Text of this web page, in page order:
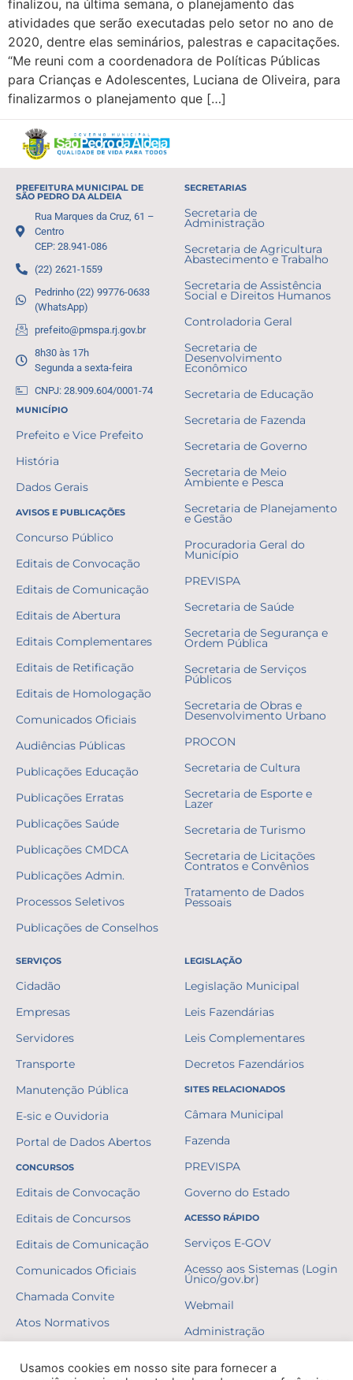
finalizou, na última semana, o planejamento das
atividades que serão executadas pelo setor no ano de
2020, dentre elas seminários, palestras e capacitações.
“Me reuni com a coordenadora de Políticas Públicas
para Crianças e Adolescentes, Luciana de Oliveira, para
finalizarmos o planejamento que […]
PREFEITURA MUNICIPAL DE
SÃO PEDRO DA ALDEIA
Rua Marques da Cruz, 61 –
Centro
CEP: 28.941-086
(22) 2621-1559
Pedrinho (22) 99776-0633
(WhatsApp)
prefeito@pmspa.rj.gov.br
8h30 às 17h
Segunda a sexta-feira
CNPJ: 28.909.604/0001-74
MUNICÍPIO
Prefeito e Vice Prefeito
História
Dados Gerais
AVISOS E PUBLICAÇÕES
Concurso Público
Editais de Convocação
Editais de Comunicação
Editais de Abertura
Editais Complementares
Editais de Retificação
Editais de Homologação
Comunicados Oficiais
Audiências Públicas
Publicações Educação
Publicações Erratas
Publicações Saúde
Publicações CMDCA
Publicações Admin.
Processos Seletivos
Publicações de Conselhos
SECRETARIAS
Secretaria de
Administração
Secretaria de Agricultura
Abastecimento e Trabalho
Secretaria de Assistência
Social e Direitos Humanos
Controladoria Geral
Secretaria de
Desenvolvimento
Econômico
Secretaria de Educação
Secretaria de Fazenda
Secretaria de Governo
Secretaria de Meio
Ambiente e Pesca
Secretaria de Planejamento
e Gestão
Procuradoria Geral do
Município
PREVISPA
Secretaria de Saúde
Secretaria de Segurança e
Ordem Pública
Secretaria de Serviços
Públicos
Secretaria de Obras e
Desenvolvimento Urbano
PROCON
Secretaria de Cultura
Secretaria de Esporte e
Lazer
Secretaria de Turismo
Secretaria de Licitações
Contratos e Convênios
Tratamento de Dados
Pessoais
SERVIÇOS
Cidadão
Empresas
Servidores
Transporte
Manutenção Pública
E-sic e Ouvidoria
Portal de Dados Abertos
CONCURSOS
Editais de Convocação
Editais de Concursos
Editais de Comunicação
Comunicados Oficiais
Chamada Convite
Atos Normativos
Gabaritos
LEGISLAÇÃO
Legislação Municipal
Leis Fazendárias
Leis Complementares
Decretos Fazendários
SITES RELACIONADOS
Câmara Municipal
Fazenda
PREVISPA
Governo do Estado
ACESSO RÁPIDO
Serviços E-GOV
Acesso aos Sistemas (Login
Único/gov.br)
Webmail
Administração
Usamos cookies em nosso site para fornecer a